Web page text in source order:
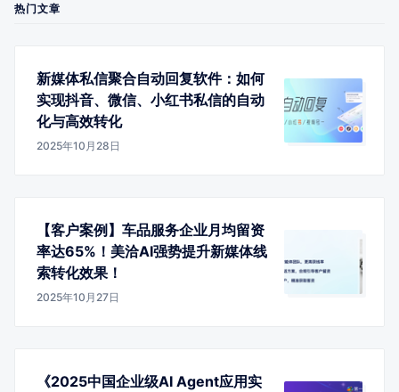
热门文章
新媒体私信聚合自动回复软件：如何
实现抖音、微信、小红书私信的自动
化与高效转化
2025年10月28日
【客户案例】车品服务企业月均留资
率达65%！美洽AI强势提升新媒体线
索转化效果！
2025年10月27日
《2025中国企业级AI Agent应用实